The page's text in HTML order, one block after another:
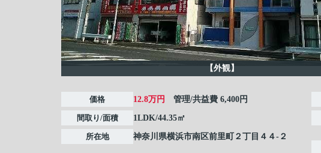
【外観】
価格 12.8万円 管理/共益費 6,400円
間取り/面積 1LDK/44.35㎡
所在地 神奈川県横浜市南区前里町 ２丁目４４-２